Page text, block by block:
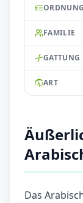
ORDNUNG
FAMILIE
GATTUNG
ART
Das